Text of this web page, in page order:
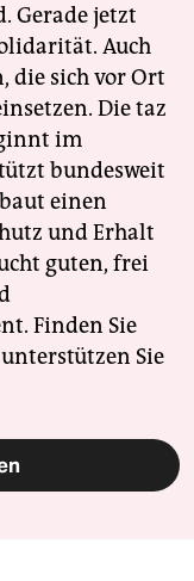
Gerade jetzt
Auch
die sich vor Ort
Die taz
im
bundesweit
einen
und Erhalt
guten, frei
Finden Sie
Sie